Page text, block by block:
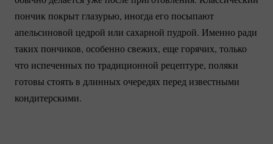
пончик покрыт глазурью, иногда его посыпают
апельсиновой цедрой или сахарной пудрой. Именно ради
таких пончиков, особенно свежих, еще горячих, только
что испеченных по традиционной рецептуре, поляки
готовы стоять в длинных очередях перед известными
кондитерскими.